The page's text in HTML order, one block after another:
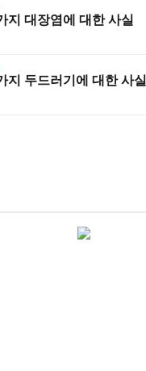
지 대장염에 대한 사실
지 두드러기에 대한 사실